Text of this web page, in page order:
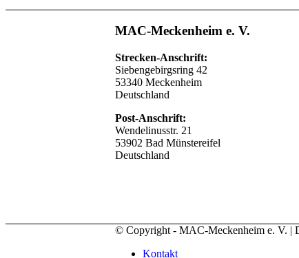
MAC-Meckenheim e. V.
Strecken-Anschrift:
Siebengebirgsring 42
53340 Meckenheim
Deutschland
Post-Anschrift:
Wendelinusstr. 21
53902 Bad Münstereifel
Deutschland
© Copyright - MAC-Meckenheim e. V. |
Kontakt